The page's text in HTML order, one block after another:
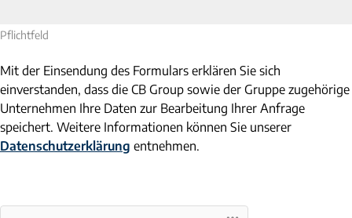
Pflichtfeld
Mit der Einsendung des Formulars erklären Sie sich
einverstanden, dass die CB Group sowie der Gruppe zugehörige
Unternehmen Ihre Daten zur Bearbeitung Ihrer Anfrage
speichert. Weitere Informationen können Sie unserer
Datenschutzerklärung entnehmen.